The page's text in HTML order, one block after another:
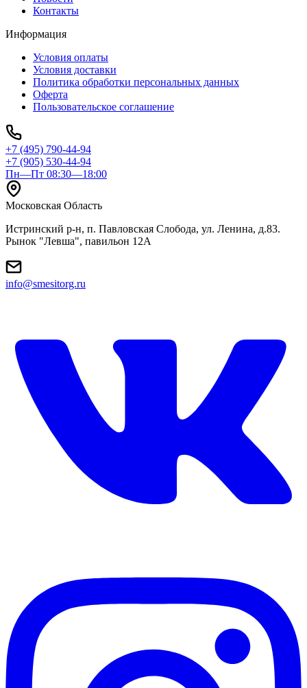
Контакты
Информация
Условия оплаты
Условия доставки
Политика обработки персональных данных
Оферта
Пользовательское соглашение
+7 (495) 790-44-94
+7 (905) 530-44-94
Пн—Пт 08:30—18:00
Московская Область
Истринский р-н, п. Павловская Слобода, ул. Ленина, д.83.
Рынок "Левша", павильон 12A
info@smesitorg.ru